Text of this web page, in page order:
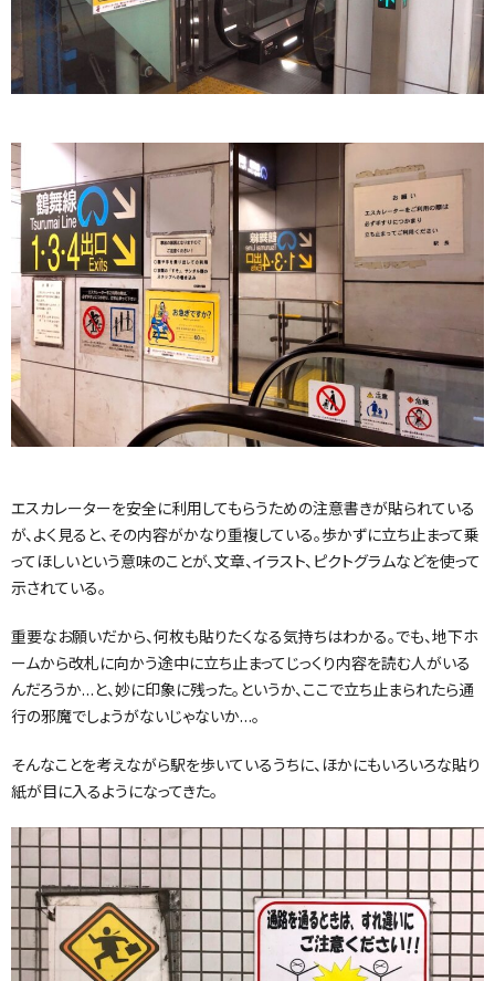
エスカレーターを安全に利用してもらうための注意書きが貼られている
が、よく見ると、その内容がかなり重複している。歩かずに立ち止まって乗
ってほしいという意味のことが、文章、イラスト、ピクトグラムなどを使って
示されている。
重要なお願いだから、何枚も貼りたくなる気持ちはわかる。でも、地下ホ
ームから改札に向かう途中に立ち止まってじっくり内容を読む人がいる
んだろうか…と、妙に印象に残った。というか、ここで立ち止まられたら通
行の邪魔でしょうがないじゃないか…。
そんなことを考えながら駅を歩いているうちに、ほかにもいろいろな貼り
紙が目に入るようになってきた。